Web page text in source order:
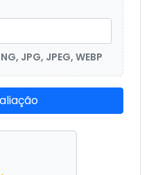
JPG, JPEG, WEBP